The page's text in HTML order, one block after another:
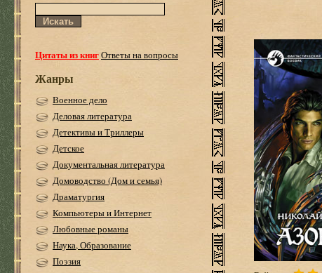
Цитаты из книгОтветы на вопросы
Жанры
Военное дело
Деловая литература
Детективы и Триллеры
Детское
Документальная литература
Домоводство (Дом и семья)
Драматургия
Компьютеры и Интернет
Любовные романы
Наука, Образование
Поэзия